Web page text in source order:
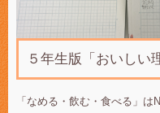
５年生版「おいし
「なめる・飲む・食べる」